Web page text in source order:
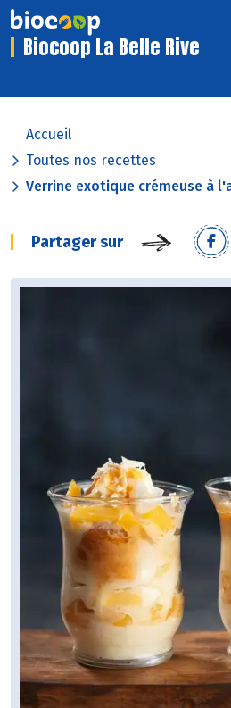
Biocoop La Belle Rive
Accueil
Toutes nos recettes
Verrine exotique crémeuse à
Partager sur